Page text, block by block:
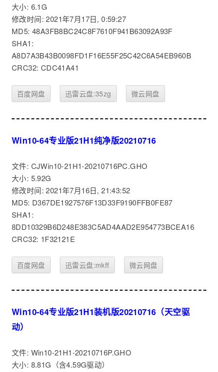
大小: 6.1G
修改时间: 2021年7月17日, 0:59:27
MD5: 48A3FB8BC24C8F7610F941B63092A93F
SHA1:
A8D7A3B43B0098FD1F16E55F25C42C6A54EB960B
CRC32: CDC41A41
百度网盘 迅雷云盘:35zg 微云网盘
Win10-64专业版21H1纯净版20210716
文件: CJWin10-21H1-20210716PC.GHO
大小: 5.92G
修改时间: 2021年7月16日, 21:43:52
MD5: D367DE1927576F13D33F9190FFB0FE87
SHA1:
8DD10329B6D248E383C5AD4AAD2E954773BCEA16
CRC32: 1F32121E
百度网盘 迅雷云盘:mkff 微云网盘
Win10-64专业版21H1装机版20210716（天空驱
动）
文件: Win10-21H1-20210716P.GHO
大小: 8.81G（含4.59G驱动）